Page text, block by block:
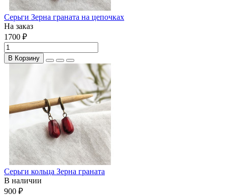
Серьги Зерна граната на цепочках
На заказ
1700 ₽
В Корзину
Серьги кольца Зерна граната
В наличии
900 ₽